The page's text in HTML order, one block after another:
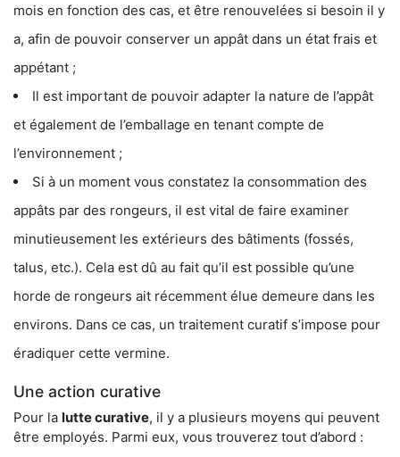
mois en fonction des cas, et être renouvelées si besoin il y
a, afin de pouvoir conserver un appât dans un état frais et
appétant ;
Il est important de pouvoir adapter la nature de l’appât
et également de l’emballage en tenant compte de
l’environnement ;
Si à un moment vous constatez la consommation des
appâts par des rongeurs, il est vital de faire examiner
minutieusement les extérieurs des bâtiments (fossés,
talus, etc.). Cela est dû au fait qu’il est possible qu’une
horde de rongeurs ait récemment élue demeure dans les
environs. Dans ce cas, un traitement curatif s’impose pour
éradiquer cette vermine.
Une action curative
Pour la lutte curative, il y a plusieurs moyens qui peuvent
être employés. Parmi eux, vous trouverez tout d’abord :